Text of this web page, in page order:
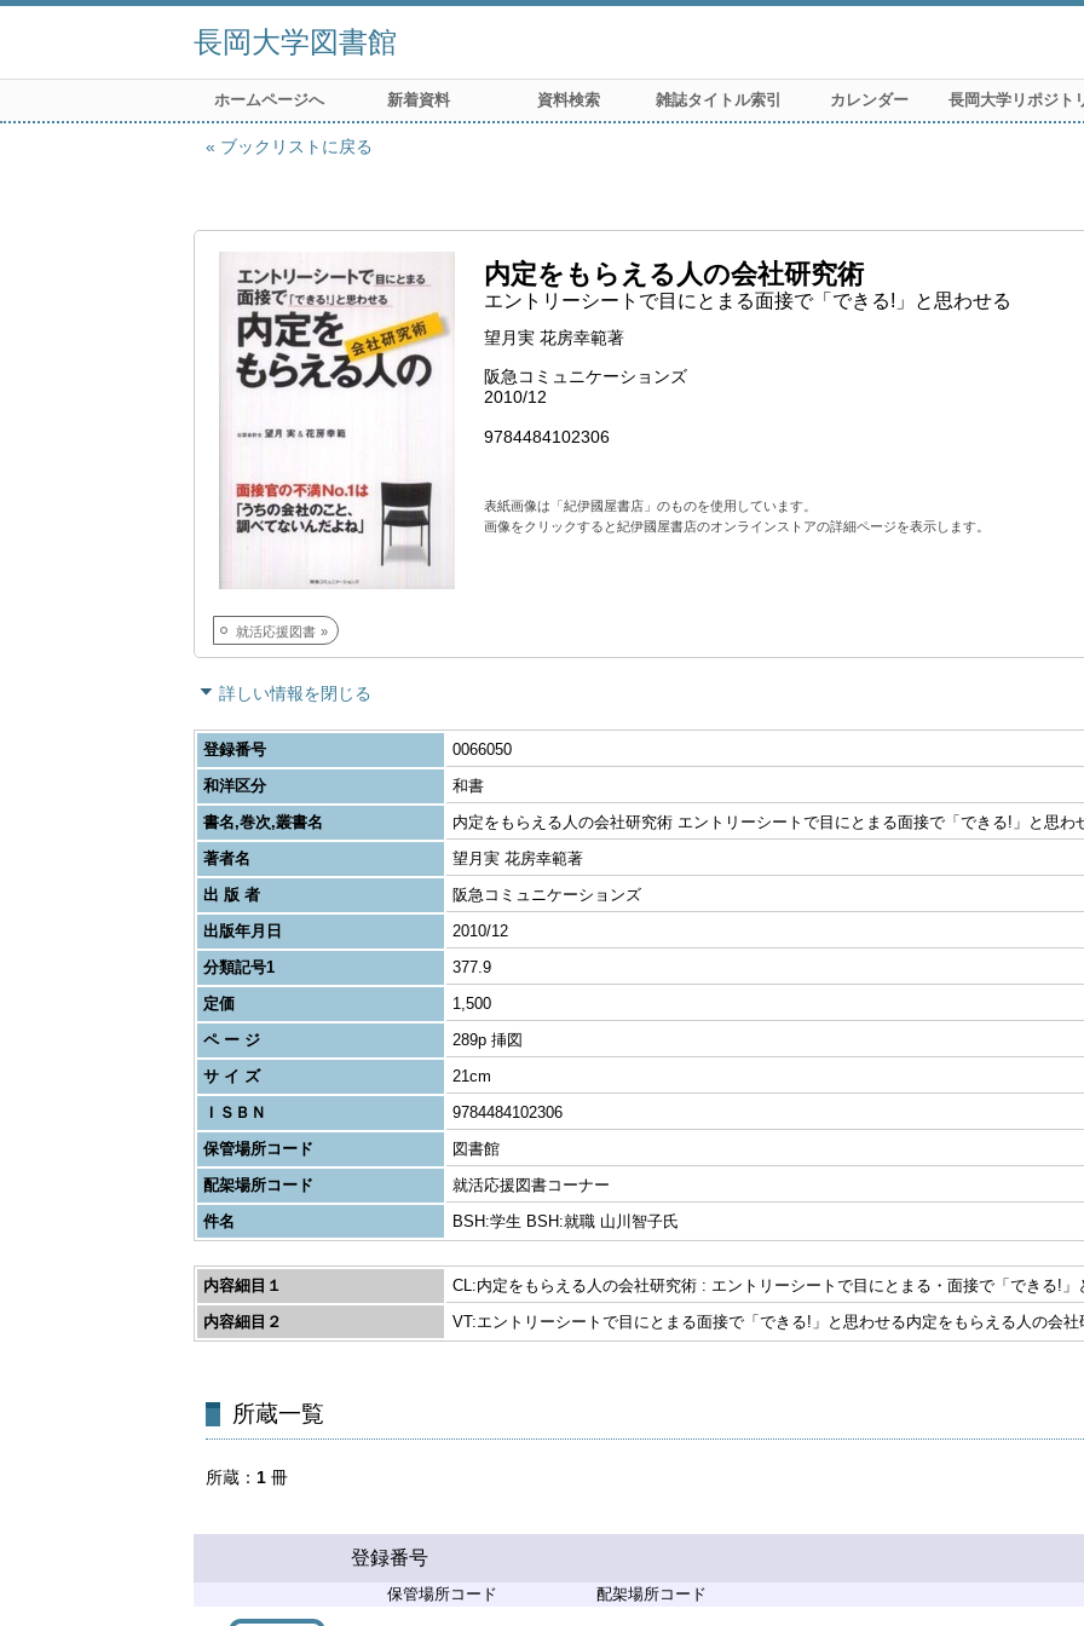
長岡大学図書館
ホームページへ 新着資料 資料検索 雑誌タイトル索引 カレンダー 長岡大学リポジト
ブックリストに戻る
内定をもらえる人の会社研究術
エントリーシートで目にとまる面接で「できる!」と思わせる
望月実 花房幸範著
阪急コミュニケーションズ
2010/12
9784484102306
表紙画像は「紀伊國屋書店」のものを使用しています。
画像をクリックすると紀伊國屋書店のオンラインストアの詳細ページを表示します。
就活応援図書
詳しい情報を閉じる
登録番号
0066050
和洋区分
和書
書名,巻次,叢書名
内定をもらえる人の会社研究術 エントリーシートで目にとまる面接で「できる!」と思わ
著者名
望月実 花房幸範著
出 版 者
阪急コミュニケーションズ
出版年月日
2010/12
分類記号1
377.9
定価
1,500
ペ ー ジ
289p 挿図
サ イ ズ
21cm
ＩＳＢＮ
9784484102306
保管場所コード
図書館
配架場所コード
就活応援図書コーナー
件名
BSH:学生 BSH:就職 山川智子氏
内容細目１
CL:内定をもらえる人の会社研究術 : エントリーシートで目にとまる・面接で「できる!」
内容細目２
VT:エントリーシートで目にとまる面接で「できる!」と思わせる内定をもらえる人の会社
所蔵一覧
所蔵 1 冊
登録番号
保管場所コード 配架場所コード